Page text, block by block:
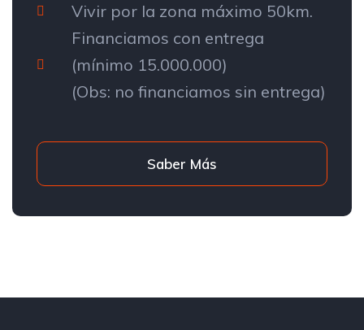
Vivir por la zona máximo 50km.
Financiamos con entrega
(mínimo 15.000.000)
(Obs: no financiamos sin entrega)
Saber Más